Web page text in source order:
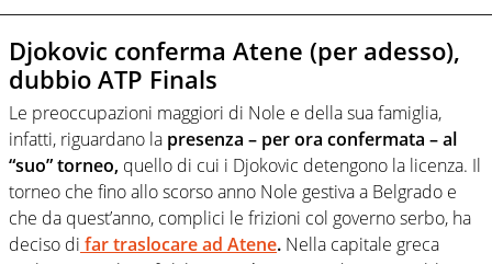
Djokovic conferma Atene (per adesso),
dubbio ATP Finals
Le preoccupazioni maggiori di Nole e della sua famiglia,
infatti, riguardano la presenza – per ora confermata – al
“suo” torneo, quello di cui i Djokovic detengono la licenza. Il
torneo che fino allo scorso anno Nole gestiva a Belgrado e
che da quest’anno, complici le frizioni col governo serbo, ha
deciso di far traslocare ad Atene. Nella capitale greca